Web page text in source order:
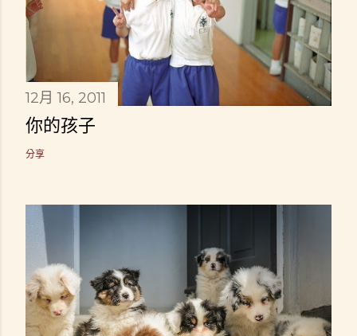
12月 16, 2011
你的孩子
分享